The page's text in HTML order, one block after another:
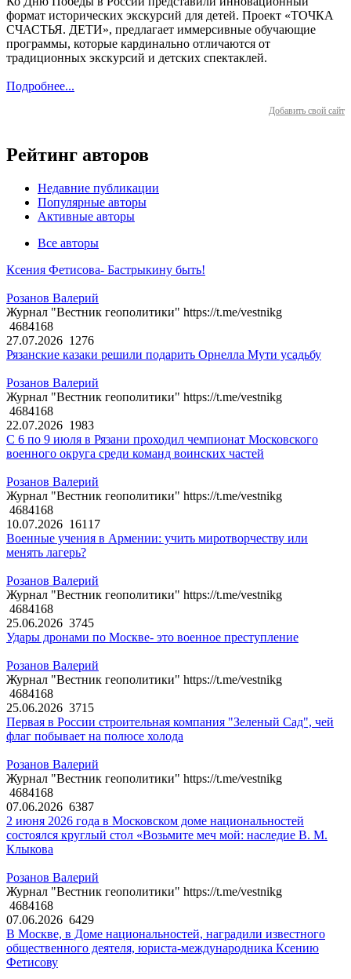
формат исторических экскурсий для детей. Проект «ТОЧКА
СЧАСТЬЯ. ДЕТИ», предлагает иммерсивные обучающие
программы, которые кардинально отличаются от
традиционных экскурсий и детских спектаклей.
Подробнее...
Добавить свой сайт
Рейтинг авторов
Недавние публикации
Популярные авторы
Активные авторы
Все авторы
Ксения Фетисова- Бастрыкину быть!
Розанов Валерий
Журнал "Вестник геополитики" https://t.me/vestnikg
4684168
27.07.2026 1276
Рязанские казаки решили подарить Орнелла Мути усадьбу
Розанов Валерий
Журнал "Вестник геополитики" https://t.me/vestnikg
4684168
22.07.2026 1983
С 6 по 9 июля в Рязани проходил чемпионат Московского
военного округа среди команд воинских частей
Розанов Валерий
Журнал "Вестник геополитики" https://t.me/vestnikg
4684168
10.07.2026 16117
Военные учения в Армении: учить миротворчеству или
менять лагерь?
Розанов Валерий
Журнал "Вестник геополитики" https://t.me/vestnikg
4684168
25.06.2026 3745
Удары дронами по Москве- это военное преступление
Розанов Валерий
Журнал "Вестник геополитики" https://t.me/vestnikg
4684168
25.06.2026 3715
Первая в России строительная компания "Зеленый Сад", чей
флаг побывает на полюсе холода
Розанов Валерий
Журнал "Вестник геополитики" https://t.me/vestnikg
4684168
07.06.2026 6387
2 июня 2026 года в Московском доме национальностей
состоялся круглый стол «Возьмите меч мой: наследие В. М.
Клыкова
Розанов Валерий
Журнал "Вестник геополитики" https://t.me/vestnikg
4684168
07.06.2026 6429
В Москве, в Доме национальностей, наградили известного
общественного деятеля, юриста-международника Ксению
Фетисову